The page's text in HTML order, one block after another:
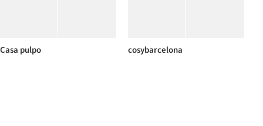
Casa pulpo cosybarcelona